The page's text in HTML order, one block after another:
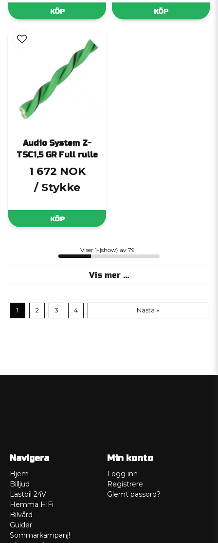
KÖP KÖP
Audio System Z-
TSC1,5 GR Full rulle
1 672 NOK
/ Stykke
KÖP
Viser 1-{show} av 79 i
Vis mer ...
1 2 3 4 Nästa »
Navigera
Hjem
Billjud
Lastbil 24V
Hemma HiFi
Bilvård
Guider
Sommarkampanj!
Min konto
Logg inn
Registrere
Glemt passord?